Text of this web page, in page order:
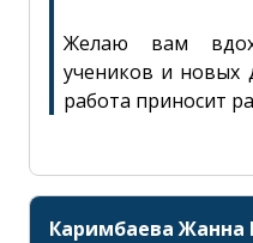
Желаю вам
учеников и новых
работа приносит
Каримбаева Жанна
ДА